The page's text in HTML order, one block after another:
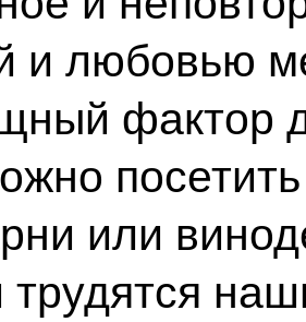
и любовью
фактор
или
трудятся